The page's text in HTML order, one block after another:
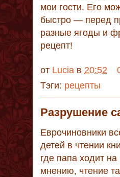
мои гости. Его
быстро — перед
разные ягоды и
рецепт!
от Lucia в 20:52
Тэги: рецепты
Pазрушение
Еврочиновники
детей в чтении
где папа ходит
мнению, чтение